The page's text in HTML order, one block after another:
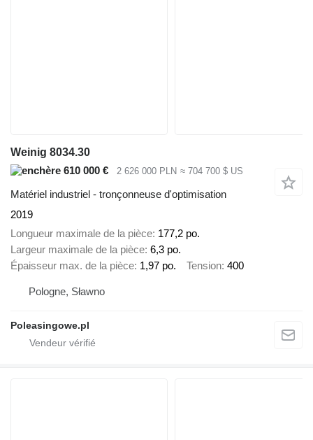
Weinig 8034.30
610 000 €
2 626 000 PLN ≈ 704 700 $ US
Matériel industriel - tronçonneuse d'optimisation
2019
Longueur maximale de la pièce 177,2 po.
Largeur maximale de la pièce 6,3 po.
Épaisseur max. de la pièce 1,97 po. Tension 400
Pologne, Sławno
Poleasingowe.pl